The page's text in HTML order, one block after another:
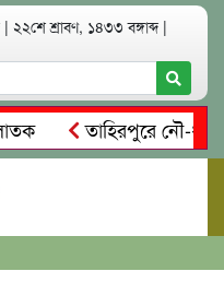
| ২২শে শ্রাবণ, ১৪৩৩ বঙ্গাব্দ |
তাহিরপুরে নৌ-ধর্মঘট
সম্পত্তি দখলের চেষ্টা: